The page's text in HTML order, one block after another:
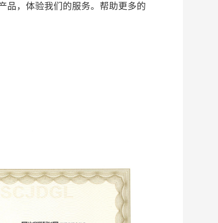
品，体验我们的服务。帮助更多的